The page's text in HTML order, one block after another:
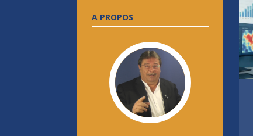
A PROPOS
8 BONNES RAISONS
DE REJOINDRE LA